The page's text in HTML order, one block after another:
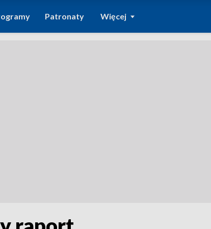
Patronaty Więcej